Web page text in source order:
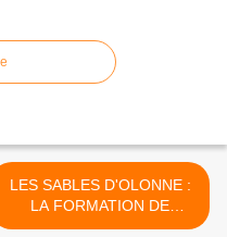
LES SABLES D'OLONNE :
LA FORMATION DE
L'AVENIR S'INSTALLE SUR